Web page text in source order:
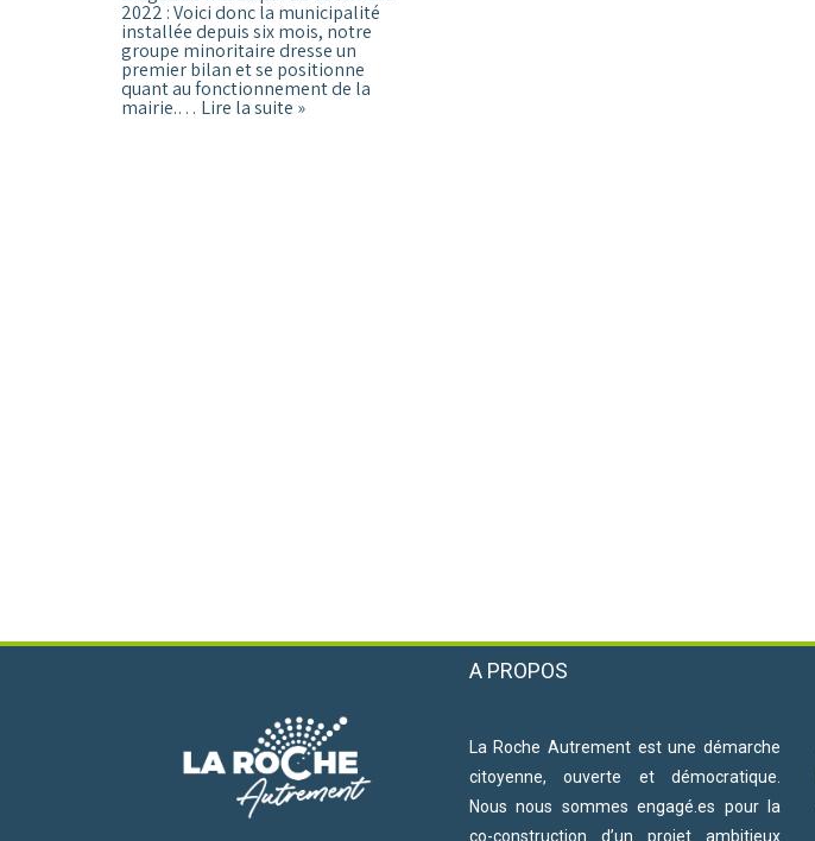
2022 : Voici donc la municipalité
installée depuis six mois, notre
groupe minoritaire dresse un
premier bilan et se positionne
quant au fonctionnement de la
mairie.… Lire la suite »
A PROPOS
La Roche Autrement est une démarche
citoyenne, ouverte et démocratique.
Nous nous sommes engagé.es pour la
co-construction d’un projet ambitieux